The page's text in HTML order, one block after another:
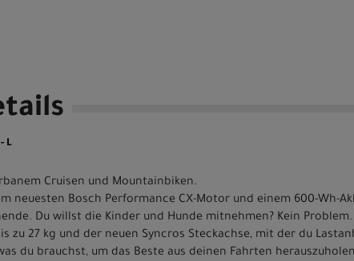
L
Cruisen und Mountainbiken.
neuesten Bosch Performance CX-Motor und einem 600-Wh-
Du willst die Kinder und Hunde mitnehmen? Kein
zu 27 kg und der neuen Syncros Steckachse, mit der du
du brauchst, um das Beste aus deinen Fahrten